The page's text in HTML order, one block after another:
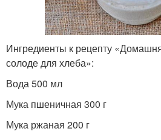
Ингредиенты к рецепту
солоде для хлеба»:
Вода 500 мл
Мука пшеничная 300 г
Мука ржаная 200 г